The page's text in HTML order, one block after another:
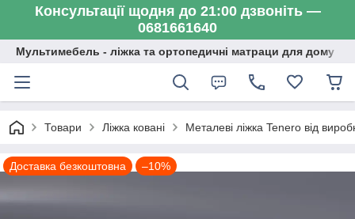
Консультації щодня до 21:00 дзвоніть —
0681661640
Мультимебель - ліжка та ортопедичні матраци для дому
Товари Ліжка ковані Металеві ліжка Tenero від
Доставка безкоштовна –10%